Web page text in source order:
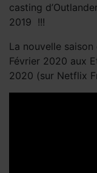
casting
2019 !!!
La nouvelle
Février 2020 aux
2020 (sur Netflix